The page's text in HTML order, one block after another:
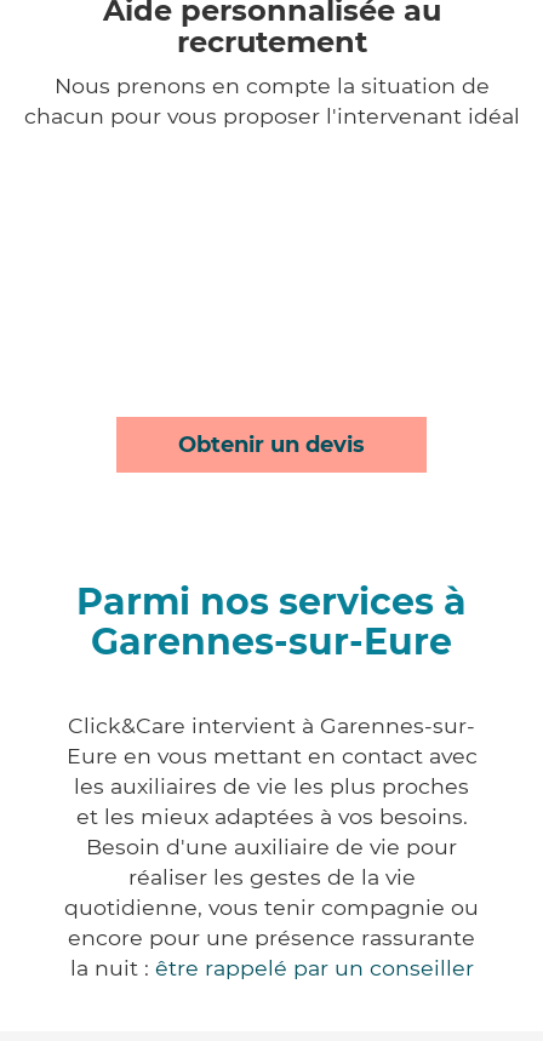
Aide personnalisée au
recrutement
Nous prenons en compte la situation de
chacun pour vous proposer l'intervenant idéal
Obtenir un devis
Parmi nos services à
Garennes-sur-Eure
Click&Care intervient à Garennes-sur-
Eure en vous mettant en contact avec
les auxiliaires de vie les plus proches
et les mieux adaptées à vos besoins.
Besoin d'une auxiliaire de vie pour
réaliser les gestes de la vie
quotidienne, vous tenir compagnie ou
encore pour une présence rassurante
la nuit : être rappelé par un conseiller